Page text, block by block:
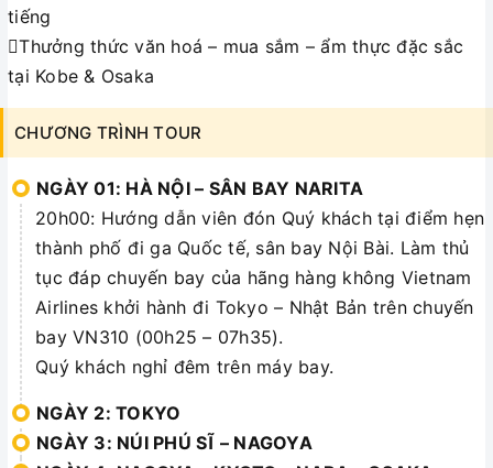
tiếng
Thưởng thức văn hoá – mua sắm – ẩm thực đặc sắc
tại Kobe & Osaka
CHƯƠNG TRÌNH TOUR
NGÀY 01: HÀ NỘI – SÂN BAY NARITA
20h00: Hướng dẫn viên đón Quý khách tại điểm hẹn
thành phố đi ga Quốc tế, sân bay Nội Bài. Làm thủ
tục đáp chuyến bay của hãng hàng không Vietnam
Airlines khởi hành đi Tokyo – Nhật Bản trên chuyến
bay VN310 (00h25 – 07h35).
Quý khách nghỉ đêm trên máy bay.
NGÀY 2: TOKYO
NGÀY 3: NÚI PHÚ SĨ – NAGOYA